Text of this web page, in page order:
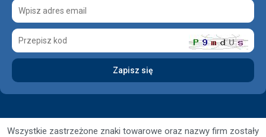
Wszystkie zastrzeżone znaki towarowe oraz nazwy firm zostały